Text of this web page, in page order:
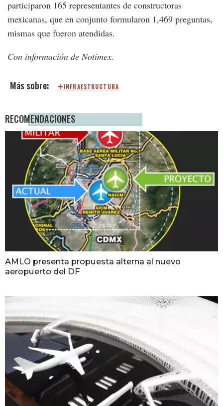
participaron 165 representantes de constructoras
mexicanas, que en conjunto formularon 1,469 preguntas,
mismas que fueron atendidas.
Con información de Notimex.
INFRAESTRUCTURA
RECOMENDACIONES
AMLO presenta propuesta alterna al nuevo
aeropuerto del DF